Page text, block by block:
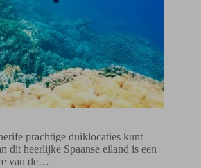
prachtige duiklocaties kunt
dit heerlijke Spaanse eiland is een
van de…